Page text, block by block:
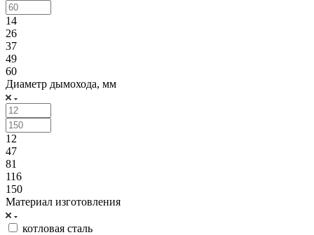
14
26
37
49
60
Диаметр дымохода, мм
12
47
81
116
150
Материал изготовления
котловая сталь